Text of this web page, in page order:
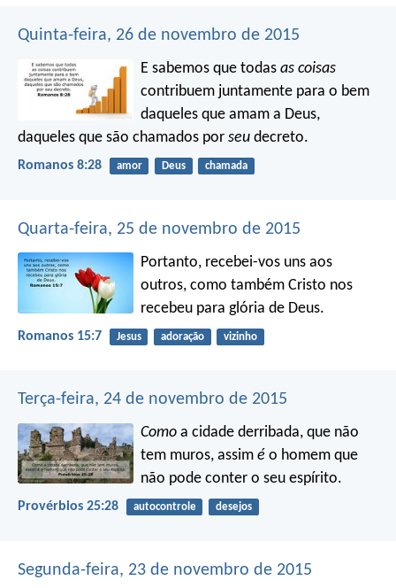
Quinta-feira, 26 de novembro de 2015
E sabemos que todasas coisas
contribuem juntamente para o bem
daqueles que amam a Deus,
daqueles que são chamados por seu decreto.
Romanos 8:28 amor Deus chamada
Quarta-feira, 25 de novembro de 2015
Portanto, recebei-vos uns aos
outros, como também Cristo nos
recebeu para glória de Deus.
Romanos 15:7 Jesus adoração vizinho
Terça-feira, 24 de novembro de 2015
Como a cidade derribada, que não
tem muros, assimé o homem que
não pode conter o seu espírito.
Provérbios 25:28 autocontrole desejos
Segunda-feira, 23 de novembro de 2015